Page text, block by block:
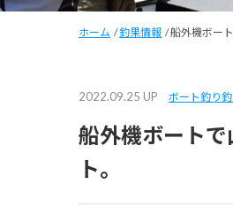
ホーム /釣果情報 /船外機ボー
2022.09.25 UP ボート釣り
船外機ボート
ト。